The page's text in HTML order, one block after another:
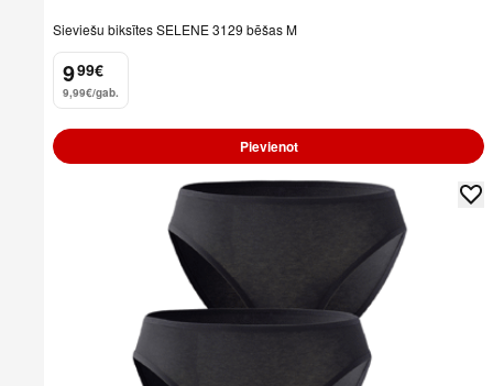
Sieviešu biksītes SELENE 3129 bēšas M
9
. 99€
9,99€/gab.
Pievienot